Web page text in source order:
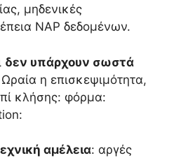
μηδενικές
NAP δεδομένων.
δεν υπάρχουν σωστά
η επισκεψιμότητα,
κλήσης: φόρμα:
αμέλεια: αργές